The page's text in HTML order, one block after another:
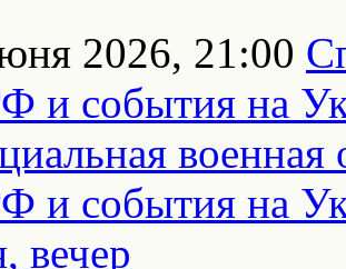
2026, 21:00
и события на